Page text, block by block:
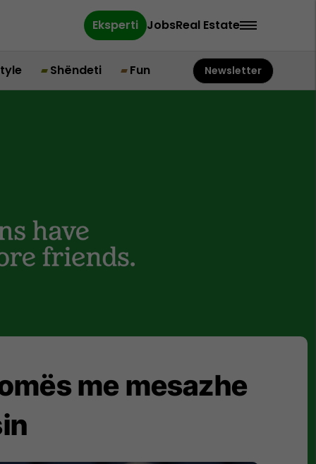
Eksperti JobsReal Estate
Shëndeti Fun Newsletter
me mesazhe